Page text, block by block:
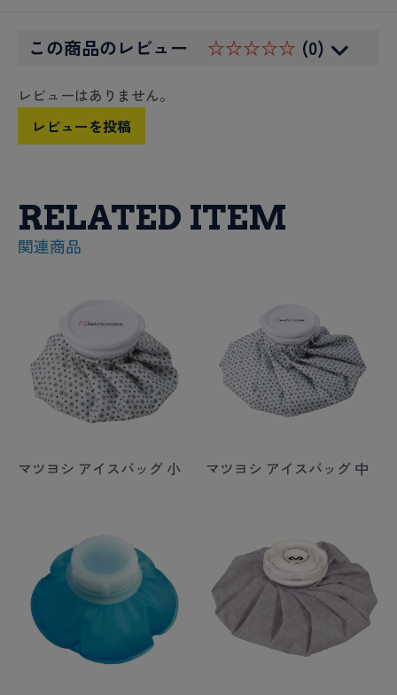
この商品のレビュー ☆☆☆☆☆ (0)
レビューはありません。
レビューを投稿
RELATED ITEM
関連商品
マツヨシ アイスバッグ 小 マツヨシ アイスバッグ 中